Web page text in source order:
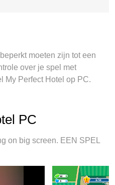
moeten zijn tot een
over je spel met
My Perfect Hotel op PC.
oproepen. De
Perfect Hotel een echt PC-
hetzelfde apparaat
potentieel van je PC
PC
on big screen. EEN SPEL